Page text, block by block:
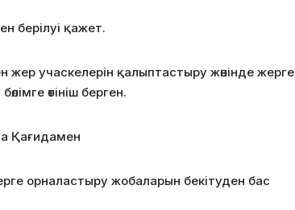
берілуі қажет.
учаскелерін қалыптастыру жөнінде жерге
өтініш берген.
Қағидамен
орналастыру жобаларын бекітуден бас